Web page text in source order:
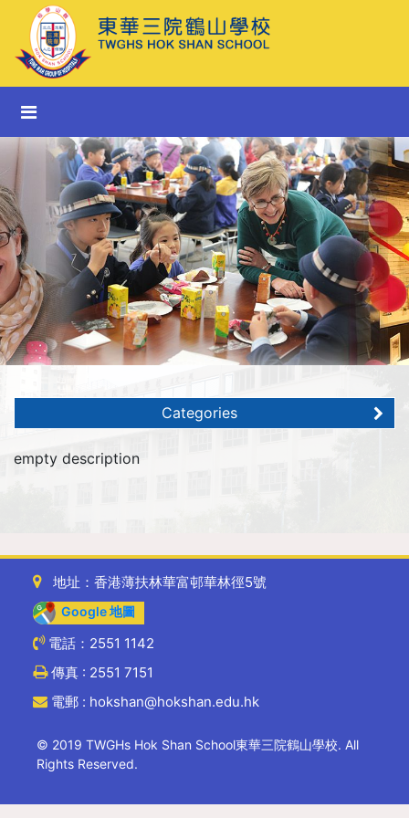
Categories
empty description
地址：香港薄扶林華富邨華林徑5號
Google 地圖
電話：2551 1142
傳真 : 2551 7151
電郵 : hokshan@hokshan.edu.hk
© 2019 TWGHs Hok Shan School東華三院鶴山學校. All
Rights Reserved.